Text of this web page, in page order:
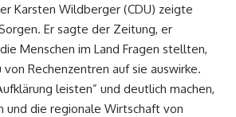
Karsten Wildberger (CDU) zeigte
Er sagte der Zeitung, er
Menschen im Land Fragen stellten,
Rechenzentren auf sie auswirke.
leisten” und deutlich machen,
und die regionale Wirtschaft von